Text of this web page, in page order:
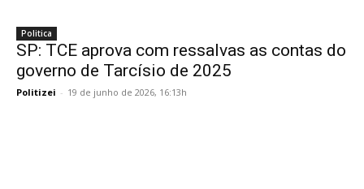
Politica
SP: TCE aprova com ressalvas as contas do
governo de Tarcísio de 2025
Politizei - 19 de junho de 2026, 16:13h